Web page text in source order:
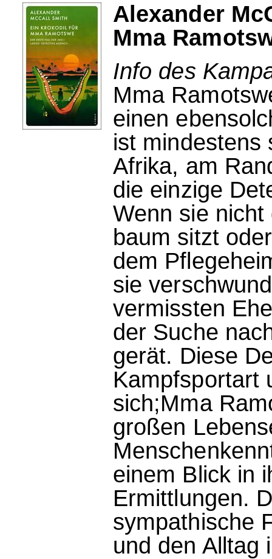
Alexander
Mma
Info des
Mma
einen
ist mindestens
Afrika, am
die einzige
Wenn sie
baum sitzt
dem
sie
vermissten
der Suche
gerät. Diese
Kampfsportart
sich;Mma
großen
einem Blick in
Ermittlungen.
sympathische
und den Alltag